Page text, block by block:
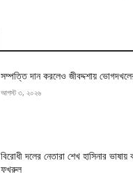
সম্পত্তি দান করলেও জীবদ্দশায়
আগস্ট ৩, ২০২৬
বিরোধী দলের নেতারা শেখ হাসিনার ভাষায়
ফখরুল